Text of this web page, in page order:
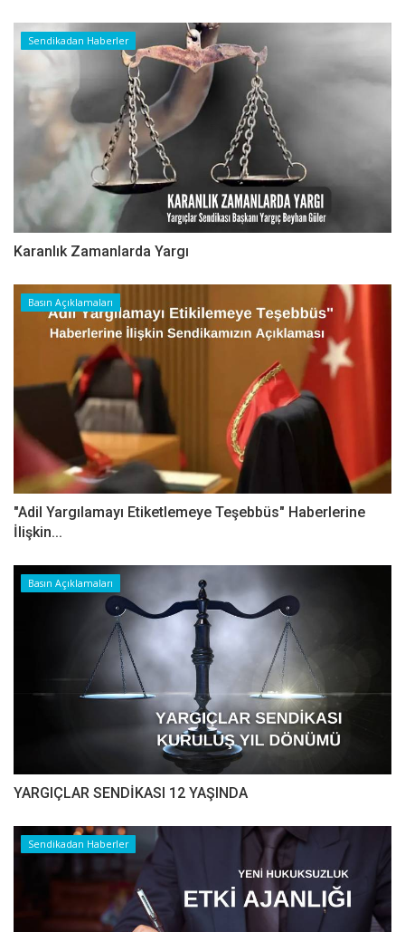
Sendikadan Haberler
Karanlık Zamanlarda Yargı
Basın Açıklamaları
"Adil Yargılamayı Etiketlemeye Teşebbüs" Haberlerine
İlişkin...
Basın Açıklamaları
YARGIÇLAR SENDİKASI 12 YAŞINDA
Sendikadan Haberler